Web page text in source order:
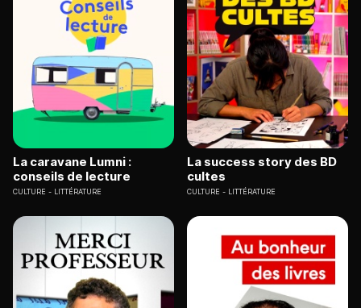
La caravane Lumni :
conseils de lecture
CULTURE LITTÉRATURE
La success story des BD
cultes
CULTURE LITTÉRATURE